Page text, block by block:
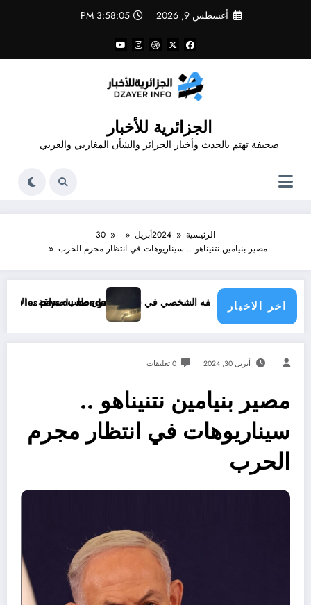
أغسطس 9, 2026 3:58:05 PM
الجزائرية للأخبار
صحيفة تهتم بالحدث وأخبار الجزائر والشأن المغاربي والعربي
الرئيسية 2024أبريل
30
مصير بنيامين نتنيناهو .. سيناريوهات في انتظار مجرم الحرب
اخر الاخبار
دون طلب صداقة .. الاطلاع على محتوى صفحة شخص اغلق ملفه الشخصي في فيسبوك دون طلب صداقة
menace les pays du monde
أبريل 30, 2024 0 تعليقات
مصير بنيامين نتنيناهو ..
سيناريوهات في انتظار مجرم
الحرب